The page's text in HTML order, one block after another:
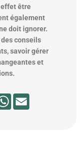
effet être
également
doit ignorer.
conseils
savoir gérer
et
WhatsApp